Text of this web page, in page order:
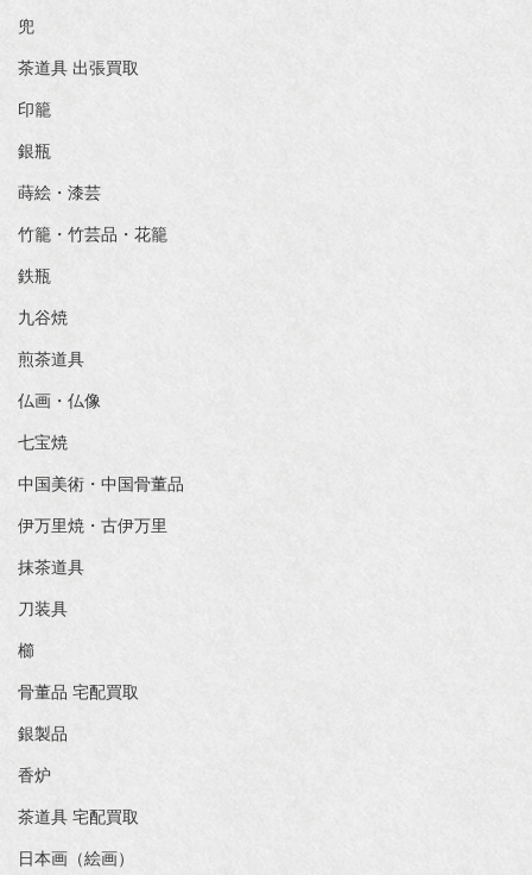
兜
茶道具 出張買取
印籠
銀瓶
蒔絵・漆芸
竹籠・竹芸品・花籠
鉄瓶
九谷焼
煎茶道具
仏画・仏像
七宝焼
中国美術・中国骨董品
伊万里焼・古伊万里
抹茶道具
刀装具
櫛
骨董品 宅配買取
銀製品
香炉
茶道具 宅配買取
日本画（絵画）